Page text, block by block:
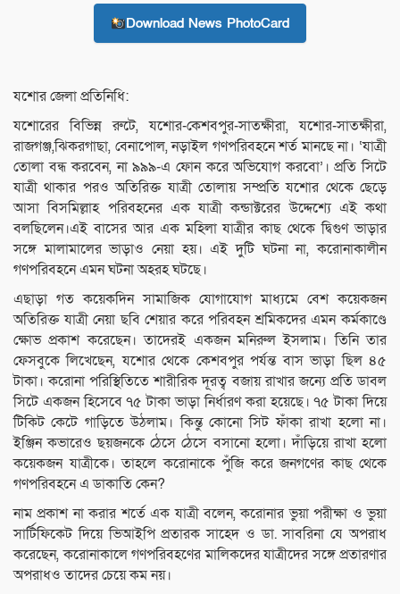
Download News PhotoCard
যশোর জেলা প্রতিনিধি:
যশোরের বিভিন্ন রুটে, যশোর-কেশবপুর-সাতক্ষীরা, যশোর-সাতক্ষীরা,
রাজগঞ্জ,ঝিকরগাছা, বেনাপোল, নড়াইল গণপরিবহনে শর্ত মানছে না। ‘যাত্রী
তোলা বন্ধ করবেন, না ৯৯৯-এ ফোন করে অভিযোগ করবো’। প্রতি সিটে
যাত্রী থাকার পরও অতিরিক্ত যাত্রী তোলায় সম্প্রতি যশোর থেকে ছেড়ে
আসা বিসমিল্লাহ পরিবহনের এক যাত্রী কন্ডাক্টরের উদ্দেশ্যে এই কথা
বলছিলেন।এই বাসের আর এক মহিলা যাত্রীর কাছ থেকে দ্বিগুণ ভাড়ার
সঙ্গে মালামালের ভাড়াও নেয়া হয়। এই দুটি ঘটনা না, করোনাকালীন
গণপরিবহনে এমন ঘটনা অহরহ ঘটছে।
এছাড়া গত কয়েকদিন সামাজিক যোগাযোগ মাধ্যমে বেশ কয়েকজন
অতিরিক্ত যাত্রী নেয়া ছবি শেয়ার করে পরিবহন শ্রমিকদের এমন কর্মকাণ্ডে
ক্ষোভ প্রকাশ করেছেন। তাদেরই একজন মনিরুল ইসলাম। তিনি তার
ফেসবুকে লিখেছেন, যশোর থেকে কেশবপুর পর্যন্ত বাস ভাড়া ছিল ৪৫
টাকা। করোনা পরিস্থিতিতে শারীরিক দূরত্ব বজায় রাখার জন্যে প্রতি ডাবল
সিটে একজন হিসেবে ৭৫ টাকা ভাড়া নির্ধারণ করা হয়েছে। ৭৫ টাকা দিয়ে
টিকিট কেটে গাড়িতে উঠলাম। কিন্তু কোনো সিট ফাঁকা রাখা হলো না।
ইঞ্জিন কভারেও ছয়জনকে ঠেসে ঠেসে বসানো হলো। দাঁড়িয়ে রাখা হলো
কয়েকজন যাত্রীকে। তাহলে করোনাকে পুঁজি করে জনগণের কাছ থেকে
গণপরিবহনে এ ডাকাতি কেন?
নাম প্রকাশ না করার শর্তে এক যাত্রী বলেন, করোনার ভুয়া পরীক্ষা ও ভুয়া
সার্টিফিকেট দিয়ে ভিআইপি প্রতারক সাহেদ ও ডা. সাবরিনা যে অপরাধ
করেছেন, করোনাকালে গণপরিবহণের মালিকদের যাত্রীদের সঙ্গে প্রতারণার
অপরাধও তাদের চেয়ে কম নয়।